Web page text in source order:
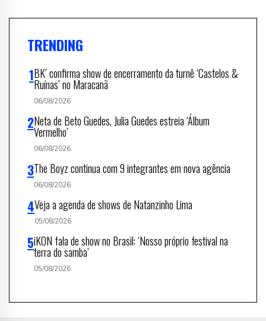
TRENDING
BK’ confirma show de encerramento da turnê ‘Castelos &
Ruínas’ no Maracanã
06/08/2026
Neta de Beto Guedes, Julia Guedes estreia ‘Álbum
Vermelho’
06/08/2026
The Boyz continua com 9 integrantes em nova agência
06/08/2026
Veja a agenda de shows de Natanzinho Lima
05/08/2026
iKON fala de show no Brasil: ‘Nosso próprio festival na
terra do samba’
05/08/2026